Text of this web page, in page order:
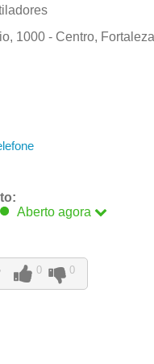
1000 - Centro,
Aberto agora
0 0